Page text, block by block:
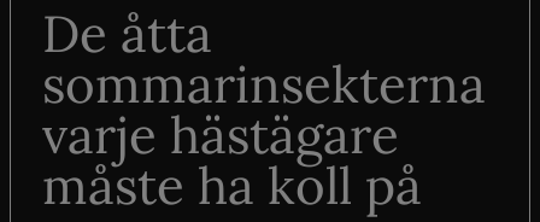
De åtta
sommarinsekterna
varje hästägare
måste ha koll på